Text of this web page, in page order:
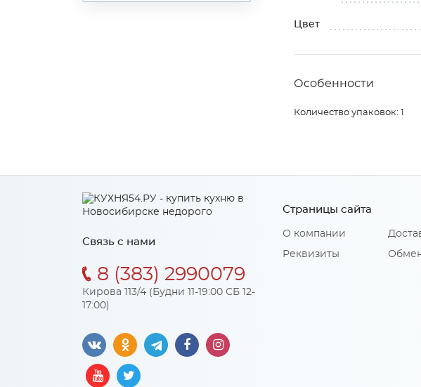
Цвет
Особенности
Количество упаковок: 1
Связь с нами
8 (383) 2990079
Кирова 113/4 (Будни 11-19:00 СБ 12-
17:00)
Страницы сайта
О компании
Реквизиты